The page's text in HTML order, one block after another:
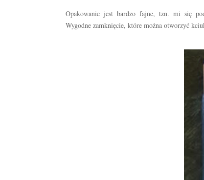
Opakowanie jest bardzo fajne, tzn. mi się
Wygodne zamknięcie, które można otworzyć